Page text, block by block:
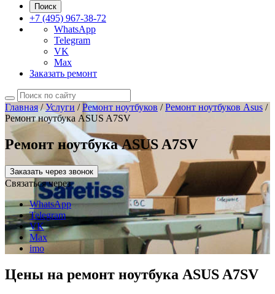
Поиск
+7 (495) 967-38-72
WhatsApp
Telegram
VK
Max
Заказать ремонт
Главная/Услуги /Ремонт ноутбуков /Ремонт ноутбуков Asus /
Ремонт ноутбука ASUS A7SV
Ремонт ноутбука ASUS A7SV
Заказать через звонок
Связаться через
WhatsApp
Telegram
VK
Max
imo
Цены на ремонт ноутбука ASUS A7SV